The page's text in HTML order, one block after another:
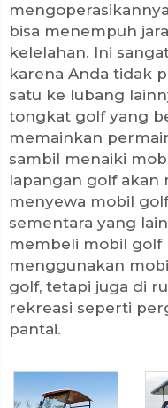
bisa menempuh
kelelahan. Ini
karena Anda tidak
satu ke lubang
tongkat golf yang
memainkan
sambil menaiki
lapangan golf akan
menyewa mobil
sementara yang
membeli mobil golf
menggunakan
golf, tetapi juga di
rekreasi seperti
pantai.